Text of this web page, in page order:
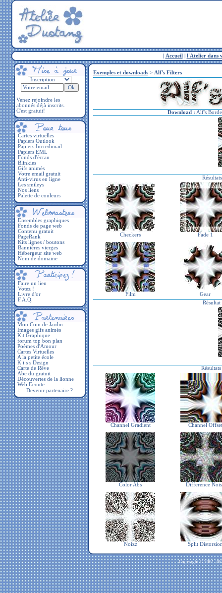
Accueil l'Atelier dans
Venez rejoindre les
abonnés déjà inscrits.
C'est gratuit!
Cartes virtuelles
Papiers Outlook
Papiers Incredimail
Papiers EML
Fonds d'écran
Blinkies
Gifs animés
Votre email gratuit
Anti-virus en ligne
Les smileys
Nos liens
Palette de couleurs
Ensembles graphiques
Fonds de page web
Contenu gratuit
PageRank
Kits lignes / boutons
Bannières vierges
Hébergeur site web
Nom de domaine
Faire un lien
Votez !
Livre d'or
F.A.Q.
Devenir partenaire ?
Exemples et downloads> Alf's Filters
Download : Alf's
Checkers Fade 1
Film
Gear
Channel Gradient Channel Offset
Color Abs Difference
Noizz Split
Copyright © 2001-